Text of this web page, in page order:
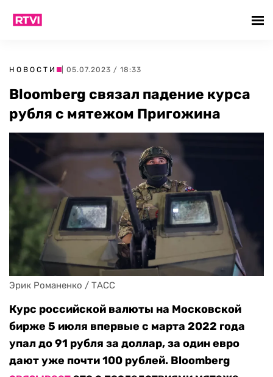
НОВОСТИ | 05.07.2023 / 18:33
Bloomberg связал падение курса
рубля с мятежом Пригожина
Эрик Романенко / ТАСС
Курс российской валюты на Московской
бирже 5 июля впервые с марта 2022 года
упал до 91 рубля за доллар, за один евро
дают уже почти 100 рублей. Bloomberg